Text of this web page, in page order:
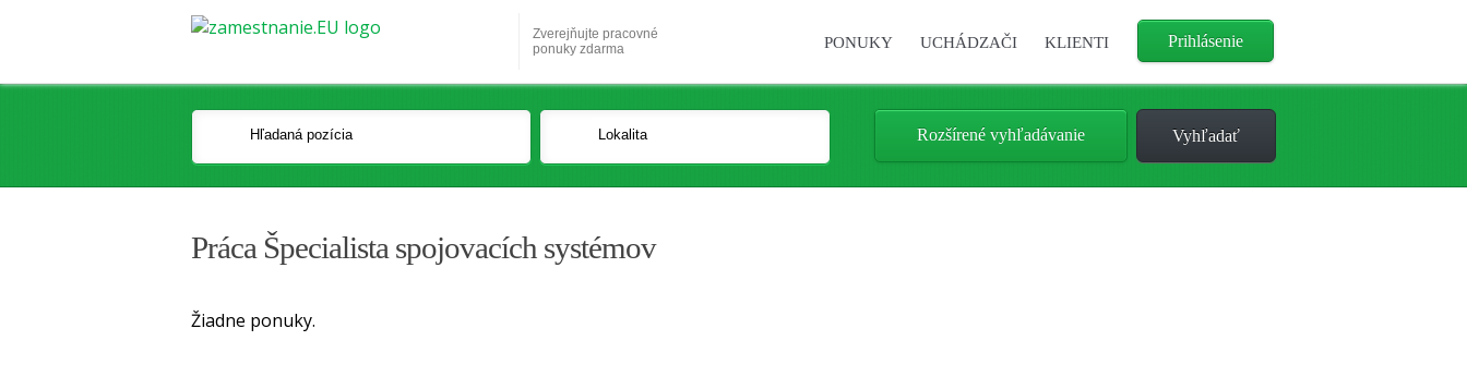
Zverejňujte pracovné
ponuky zdarma
Prihlásenie
PONUKY UCHÁDZAČI KLIENTI
Rozšírené vyhľadávanie
Práca Špecialista spojovacích systémov
Žiadne ponuky.